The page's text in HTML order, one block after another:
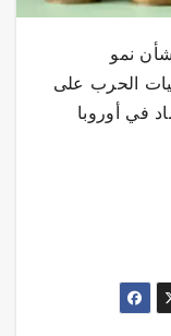
نمو
الحرب على
في أوروبا